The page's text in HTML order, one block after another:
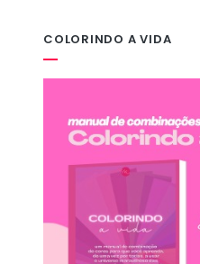
COLORINDO A VIDA